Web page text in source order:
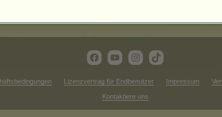
Lizenzvertrag für Endbenutzer Impressum
Kontaktiere uns